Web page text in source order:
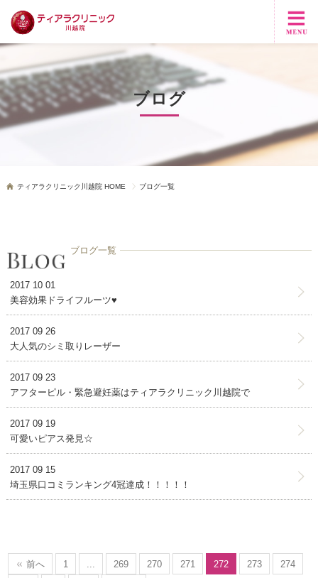
ブログ
ティアラクリニック川越院 HOME ブログ一覧
ブログ一覧
2017 10 01
美容効果ドライフルーツ♥
2017 09 26
大人気のシミ取りレーザー
2017 09 23
アフターピル・緊急避妊薬はティアラクリニック川越院で
2017 09 19
可愛いピアス発見☆
2017 09 15
埼玉県口コミランキング4冠達成！！！！！
前へ 1 269 270 271 272 273
274